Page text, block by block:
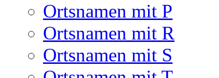
Ortsnamen mit P
Ortsnamen mit R
Ortsnamen mit S